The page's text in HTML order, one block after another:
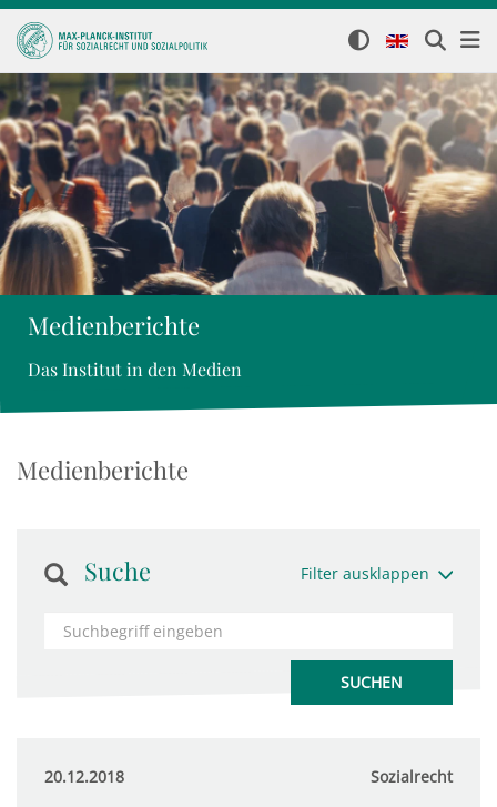
Medienberichte
Das Institut in den Medien
Medienberichte
Suche Filter ausklappen
20.12.2018 Sozialrecht